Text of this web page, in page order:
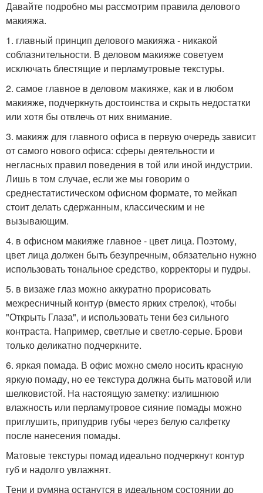
Давайте подробно мы рассмотрим правила делового
макияжа.
1. главный принцип делового макияжа - никакой
соблазнительности. В деловом макияже советуем
исключать блестящие и перламутровые текстуры.
2. самое главное в деловом макияже, как и в любом
макияже, подчеркнуть достоинства и скрыть недостатки
или хотя бы отвлечь от них внимание.
3. макияж для главного офиса в первую очередь зависит
от самого нового офиса: сферы деятельности и
негласных правил поведения в той или иной индустрии.
Лишь в том случае, если же мы говорим о
среднестатистическом офисном формате, то мейкап
стоит делать сдержанным, классическим и не
вызывающим.
4. в офисном макияже главное - цвет лица. Поэтому,
цвет лица должен быть безупречным, обязательно нужно
использовать тональное средство, корректоры и пудры.
5. в визаже глаз можно аккуратно прорисовать
межресничный контур (вместо ярких стрелок), чтобы
"Открыть Глаза", и использовать тени без сильного
контраста. Например, светлые и светло-серые. Брови
только деликатно подчеркните.
6. яркая помада. В офис можно смело носить красную
яркую помаду, но ее текстура должна быть матовой или
шелковистой. На настоящую заметку: излишнюю
влажность или перламутровое сияние помады можно
приглушить, припудрив губы через белую салфетку
после нанесения помады.
Матовые текстуры помад идеально подчеркнут контур
губ и надолго увлажнят.
Тени и румяна останутся в идеальном состоянии до